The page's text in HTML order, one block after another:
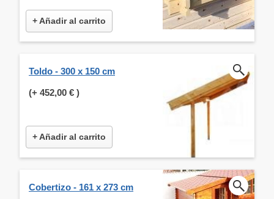
+ Añadir al carrito
Toldo - 300 x 150 cm
(+ 452,00 € )
+ Añadir al carrito
Cobertizo - 161 x 273 cm